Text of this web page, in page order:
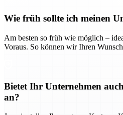
Wie früh sollte ich meinen
Am besten so früh wie möglich –
Voraus. So können wir Ihren
Bietet Ihr Unternehmen
an?